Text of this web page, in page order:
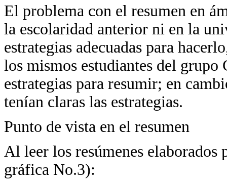
El problema con el resumen en
la escolaridad anterior ni en la
estrategias adecuadas para
los mismos estudiantes del
estrategias para resumir; en
tenían claras las estrategias.
Punto de vista en el resumen
Al leer los resúmenes elaborados
gráfica No.3):